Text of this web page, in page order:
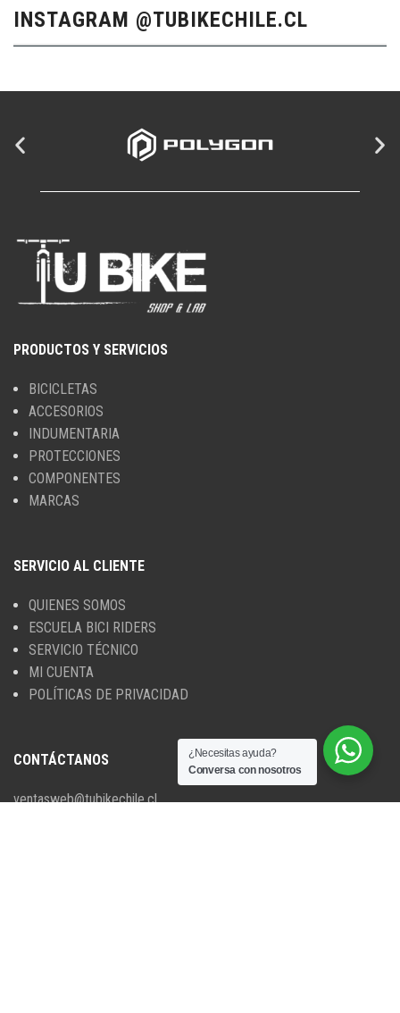
INSTAGRAM @TUBIKECHILE.CL
PRODUCTOS Y SERVICIOS
BICICLETAS
ACCESORIOS
INDUMENTARIA
PROTECCIONES
COMPONENTES
MARCAS
SERVICIO AL CLIENTE
QUIENES SOMOS
ESCUELA BICI RIDERS
SERVICIO TÉCNICO
MI CUENTA
POLÍTICAS DE PRIVACIDAD
CONTÁCTANOS
ventasweb@tubikechile.cl
¿Necesitas ayuda?
Conversa con nosotros